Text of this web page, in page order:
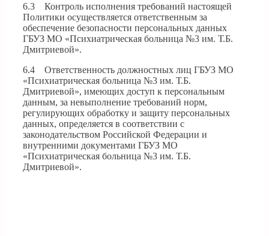
6.3 Контроль исполнения требований настоящей
Политики осуществляется ответственным за
обеспечение безопасности персональных данных
ГБУЗ МО «Психиатрическая больница №3 им. Т.Б.
Дмитриевой».
6.4 Ответственность должностных лиц ГБУЗ МО
«Психиатрическая больница №3 им. Т.Б.
Дмитриевой», имеющих доступ к персональным
данным, за невыполнение требований норм,
регулирующих обработку и защиту персональных
данных, определяется в соответствии с
законодательством Российской Федерации и
внутренними документами ГБУЗ МО
«Психиатрическая больница №3 им. Т.Б.
Дмитриевой».